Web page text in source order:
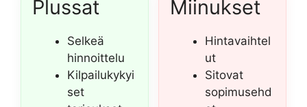
Plussat
Selkeä
hinnoittelu
Kilpailukykyi
set
Miinukset
Hintavaihtel
ut
Sitovat
sopimusehd